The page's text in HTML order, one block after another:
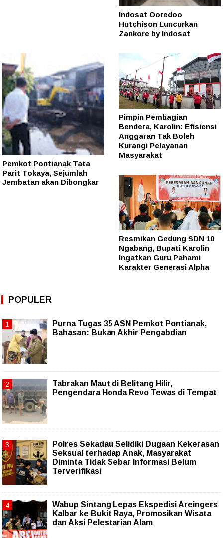
Indosat Ooredoo
Hutchison Luncurkan
Zankore by Indosat
Pemkot Pontianak Tata
Parit Tokaya, Sejumlah
Jembatan akan Dibongkar
Pimpin Pembagian
Bendera, Karolin: Efisiensi
Anggaran Tak Boleh
Kurangi Pelayanan
Masyarakat
Resmikan Gedung SDN 10
Ngabang, Bupati Karolin
Ingatkan Guru Pahami
Karakter Generasi Alpha
POPULER
Purna Tugas 35 ASN Pemkot Pontianak,
Bahasan: Bukan Akhir Pengabdian
Tabrakan Maut di Belitang Hilir,
Pengendara Honda Revo Tewas di Tempat
Polres Sekadau Selidiki Dugaan Kekerasan
Seksual terhadap Anak, Masyarakat
Diminta Tidak Sebar Informasi Belum
Terverifikasi
Wabup Sintang Lepas Ekspedisi Areingers
Kalbar ke Bukit Raya, Promosikan Wisata
dan Aksi Pelestarian Alam